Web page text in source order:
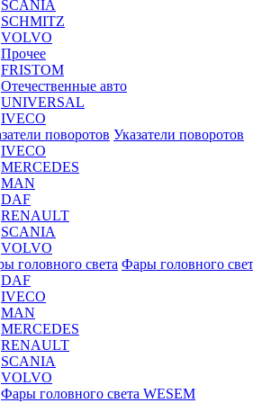
SCANIA
SCHMITZ
VOLVO
Прочее
FRISTOM
Отечественные авто
UNIVERSAL
IVECO
Указатели поворотов
IVECO
MERCEDES
MAN
DAF
RENAULT
SCANIA
VOLVO
Фары головного
DAF
IVECO
MAN
MERCEDES
RENAULT
SCANIA
VOLVO
Фары головного света WESEM